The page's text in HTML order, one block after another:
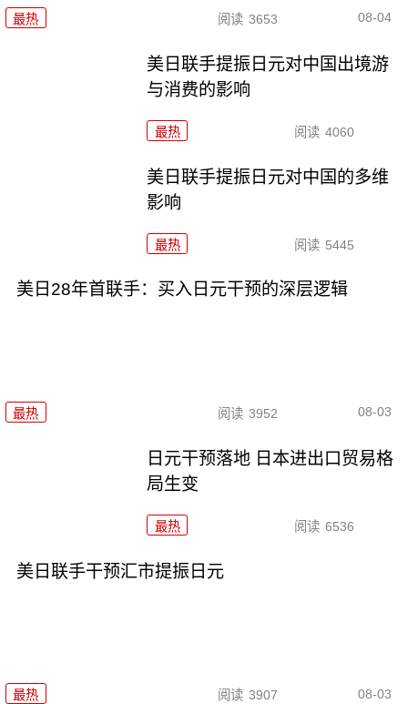
最热 阅读 3653 08-04
美日联手提振日元对中国出境游
与消费的影响
最热 阅读 4060
美日联手提振日元对中国的多维
影响
最热 阅读 5445
美日28年首联手：买入日元干预的深层逻辑
最热 阅读 3952 08-03
日元干预落地 日本进出口贸易格
局生变
最热 阅读 6536
美日联手干预汇市提振日元
最热 阅读 3907 08-03